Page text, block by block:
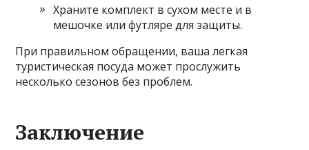
Храните комплект в сухом месте и в
мешочке или футляре для защиты.
При правильном обращении, ваша легкая
туристическая посуда может прослужить
несколько сезонов без проблем.
Заключение